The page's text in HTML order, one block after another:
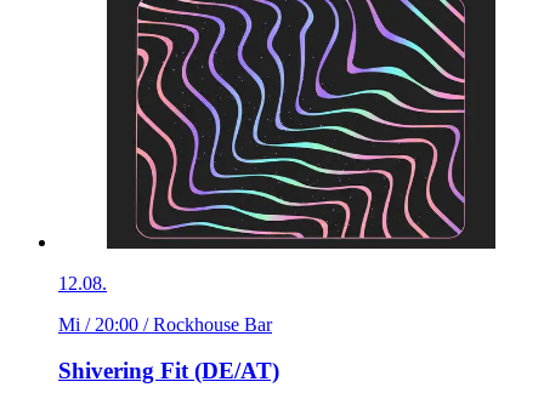
12.08.
Mi / 20:00 / Rockhouse Bar
Shivering Fit (DE/AT)